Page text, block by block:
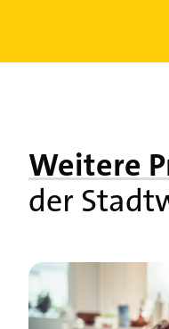
Weitere
der